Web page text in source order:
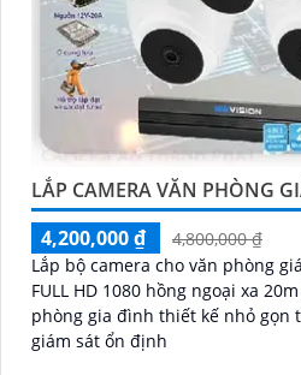
LẮP CAMERA VĂN PHÒNG
4,200,000 ₫
4,800,000 ₫
Lắp bộ camera cho văn phòng
FULL HD 1080 hồng ngoại xa
phòng gia đình thiết kế nhỏ gọn
giám sát ổn định